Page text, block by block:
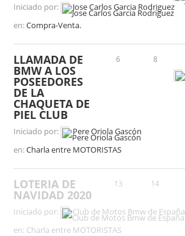
Iniciado por:
Jose Carlos Garcia Rodriguez
en:Compra-Venta.
LLAMADA DE
BMW A LOS
POSEEDORES
DE LA
CHAQUETA DE
PIEL CLUB
Iniciado por:
Pere Oriola Gascón
en:Charla entre MOTORISTAS
6 8
LOTERIA DE
NAVIDAD 2020
Iniciado por:
Club de Motos Bmw de España
en: Charla entre MOTORISTAS
13 14